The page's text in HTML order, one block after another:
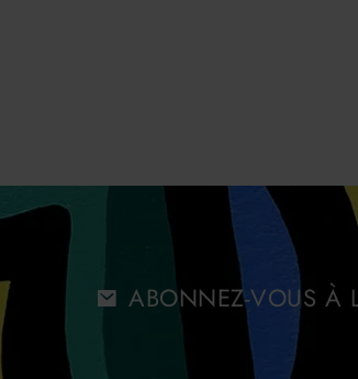
ABONNEZ-VOUS À